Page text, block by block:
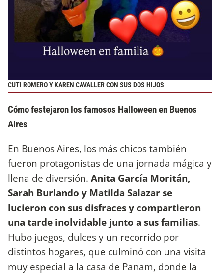
CUTI ROMERO Y KAREN CAVALLER CON SUS DOS HIJOS
Cómo festejaron los famosos Halloween en Buenos
Aires
En Buenos Aires, los más chicos también
fueron protagonistas de una jornada mágica y
llena de diversión. Anita García Moritán,
Sarah Burlando y Matilda Salazar se
lucieron con sus disfraces y compartieron
una tarde inolvidable junto a sus familias.
Hubo juegos, dulces y un recorrido por
distintos hogares, que culminó con una visita
muy especial a la casa de Panam, donde la